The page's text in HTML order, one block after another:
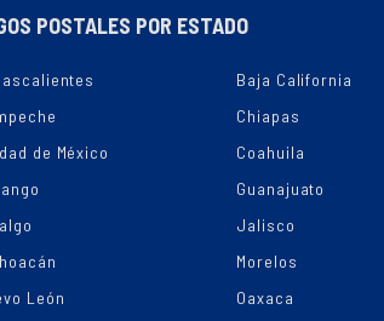
POSTALES POR ESTADO
Baja California
Chiapas
de México
Coahuila
Guanajuato
Jalisco
Morelos
León
Oaxaca